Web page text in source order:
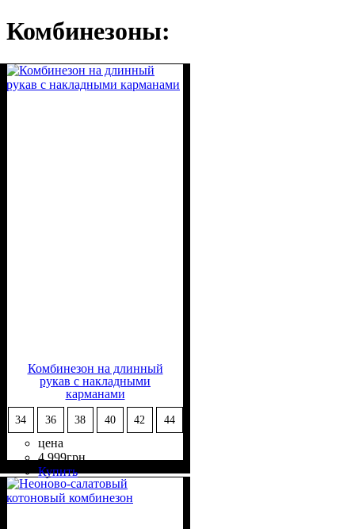
Комбинезоны:
Комбинезон на длинный
рукав с накладными
карманами
34 36 38 40 42 44
цена
4 999грн
Купить
Состав ткани
Вискоза, 55% Полиэстер, 5%
Эластан
Крой: свободный
Длина: длинный
Длина рукава
Стиль: casual